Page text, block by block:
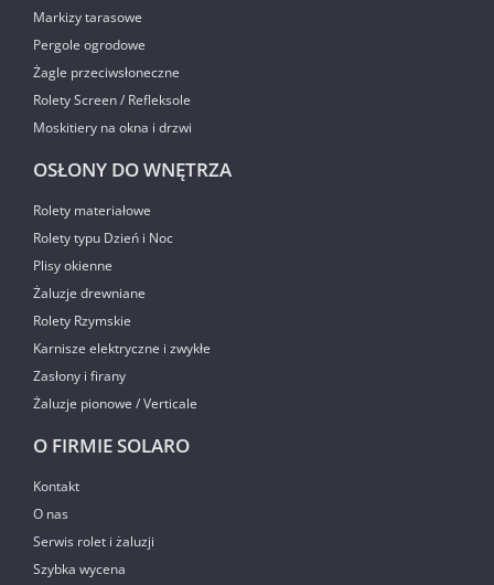
Markizy tarasowe
Pergole ogrodowe
Żagle przeciwsłoneczne
Rolety Screen / Refleksole
Moskitiery na okna i drzwi
OSŁONY DO WNĘTRZA
Rolety materiałowe
Rolety typu Dzień i Noc
Plisy okienne
Żaluzje drewniane
Rolety Rzymskie
Karnisze elektryczne i zwykłe
Zasłony i firany
Żaluzje pionowe / Verticale
O FIRMIE SOLARO
Kontakt
O nas
Serwis rolet i żaluzji
Szybka wycena